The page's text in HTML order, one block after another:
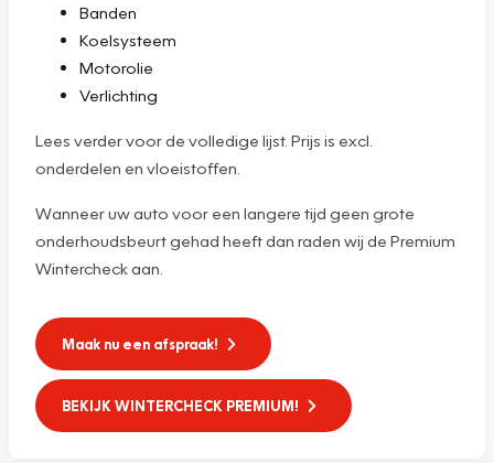
Banden
Koelsysteem
Motorolie
Verlichting
Lees verder voor de volledige lijst. Prijs is excl.
onderdelen en vloeistoffen.
Wanneer uw auto voor een langere tijd geen grote
onderhoudsbeurt gehad heeft dan raden wij de Premium
Wintercheck aan.
Maak nu een afspraak!
BEKIJK WINTERCHECK PREMIUM!